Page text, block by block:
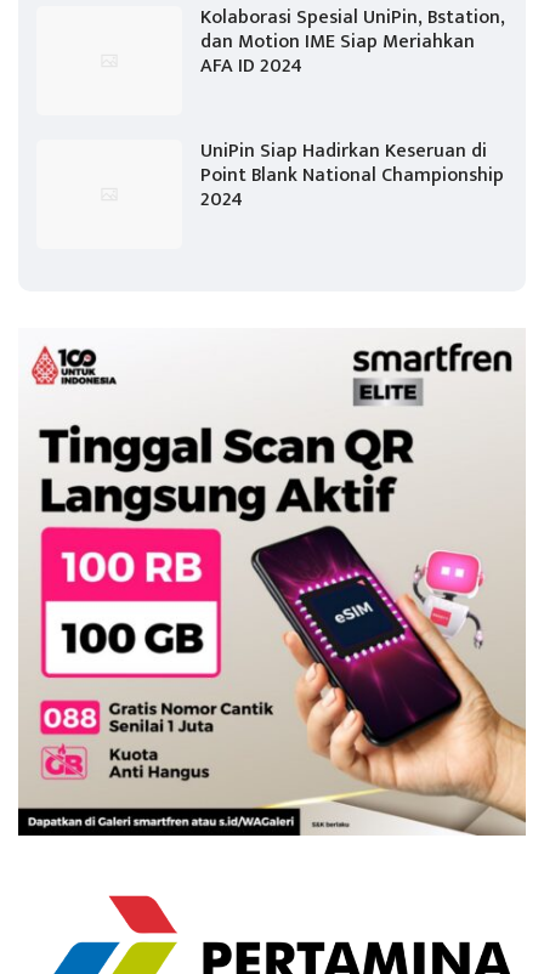
Kolaborasi Spesial UniPin, Bstation,
dan Motion IME Siap Meriahkan
AFA ID 2024
UniPin Siap Hadirkan Keseruan di
Point Blank National Championship
2024